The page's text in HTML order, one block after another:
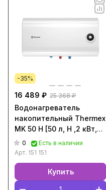
-35%
16 489 ₽ 25 368 ₽
Водонагреватель
накопительный Thermex
MK 50 Н [50 л, H ,2 кВт,
Белый, 151 151]
0
Есть в наличии
Арт. 151 151
Купить